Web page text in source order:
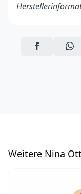
Bankliden 3A
691 32 Karlskoga
AUF FACEBOOK
Weitere Nina